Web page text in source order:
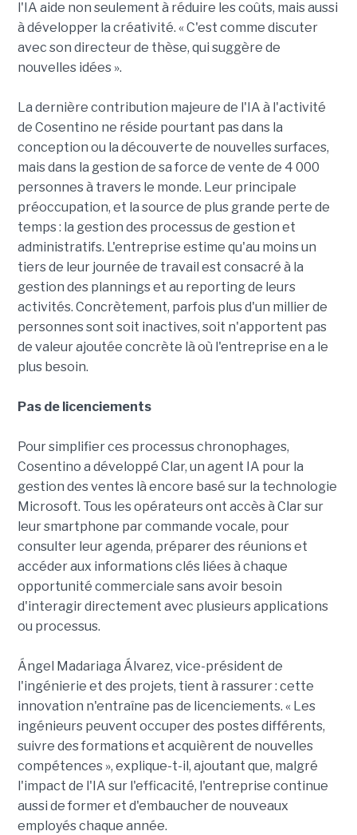
l'IA aide non seulement à réduire les coûts, mais aussi
à développer la créativité. « C'est comme discuter
avec son directeur de thèse, qui suggère de
nouvelles idées ».
La dernière contribution majeure de l'IA à l'activité
de Cosentino ne réside pourtant pas dans la
conception ou la découverte de nouvelles surfaces,
mais dans la gestion de sa force de vente de 4 000
personnes à travers le monde. Leur principale
préoccupation, et la source de plus grande perte de
temps : la gestion des processus de gestion et
administratifs. L'entreprise estime qu'au moins un
tiers de leur journée de travail est consacré à la
gestion des plannings et au reporting de leurs
activités. Concrètement, parfois plus d'un millier de
personnes sont soit inactives, soit n'apportent pas
de valeur ajoutée concrète là où l'entreprise en a le
plus besoin.
Pas de licenciements
Pour simplifier ces processus chronophages,
Cosentino a développé Clar, un agent IA pour la
gestion des ventes là encore basé sur la technologie
Microsoft. Tous les opérateurs ont accès à Clar sur
leur smartphone par commande vocale, pour
consulter leur agenda, préparer des réunions et
accéder aux informations clés liées à chaque
opportunité commerciale sans avoir besoin
d'interagir directement avec plusieurs applications
ou processus.
Ángel Madariaga Álvarez, vice-président de
l'ingénierie et des projets, tient à rassurer : cette
innovation n'entraîne pas de licenciements. « Les
ingénieurs peuvent occuper des postes différents,
suivre des formations et acquièrent de nouvelles
compétences », explique-t-il, ajoutant que, malgré
l'impact de l'IA sur l'efficacité, l'entreprise continue
aussi de former et d'embaucher de nouveaux
employés chaque année.